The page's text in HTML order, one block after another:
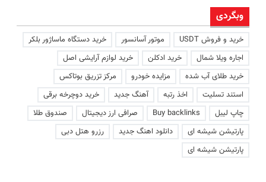
وبگردی
خرید و فروش USDT موتور آسانسور
خرید دستگاه ماساژور بلکر
اجاره ویلا شمال
خرید ادکلن
خرید لوازم آرایشی اصل
خرید طلای آب شده
مزایده خودرو
مرکز تزریق بوتاکس
استند تسلیت
اخذ رتبه آهنگ جدید
خرید دوچرخه برقی
چاپ لیبل
Buy backlinks صرافی ارز دیجیتال
صندوق طلا
پارتیشن شیشه ای
دانلود اهنگ جدید
رزرو هتل دبی
پارتیشن شیشه ای